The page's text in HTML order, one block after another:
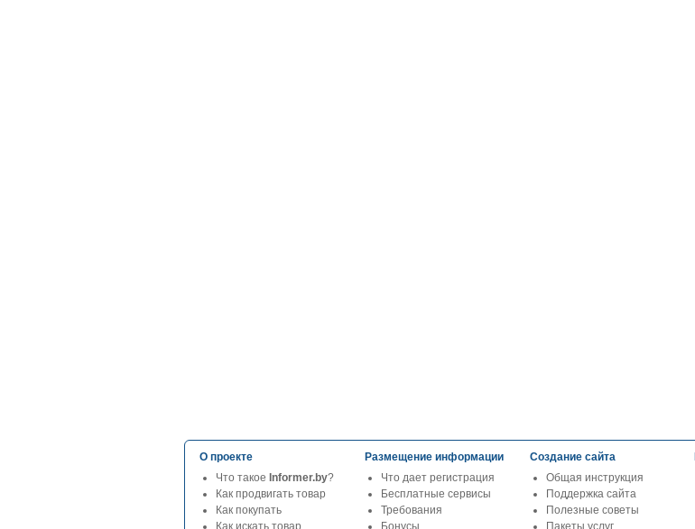
О проекте
Что такое Informer.by?
Как продвигать товар
Как покупать
Размещение информации
Что дает регистрация
Бесплатные сервисы
Требования
Создание сайта
Общая инструкция
Поддержка сайта
Полезные советы